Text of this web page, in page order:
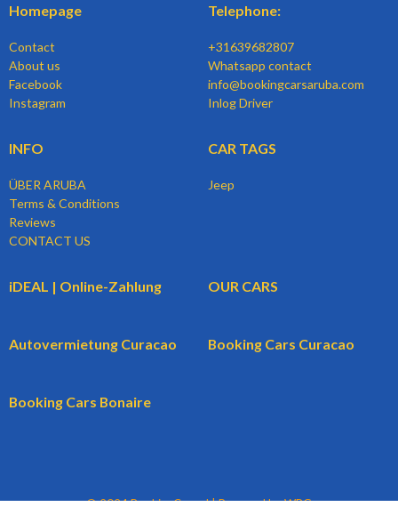
Homepage
Contact
About us
Facebook
Instagram
Telephone:
+31639682807
Whatsapp contact
info@bookingcarsaruba.com
Inlog Driver
INFO
ÜBER ARUBA
Terms & Conditions
Reviews
CONTACT US
CAR TAGS
Jeep
iDEAL | Online-Zahlung OUR CARS
Autovermietung Curacao Booking Cars Curacao
Booking Cars Bonaire
© 2024 BookingCars.nl | Powered by WBG